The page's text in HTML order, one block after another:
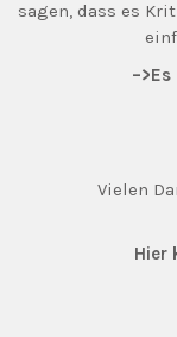
sagen, dass es
Vielen
Hier